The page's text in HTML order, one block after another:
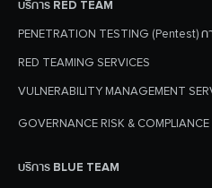
บริการ RED TEAM
PENETRATION TESTING (Pentest) ก
RED TEAMING SERVICES
VULNERABILITY MANAGEMENT
GOVERNANCE RISK & COMPLIANCE
บริการ BLUE TEAM